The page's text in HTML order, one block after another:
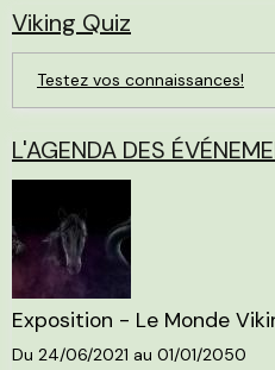
Viking Quiz
Testez vos connaissances!
L'AGENDA DES
Exposition - Le Monde
Du 24/06/2021 au 01/01/2050